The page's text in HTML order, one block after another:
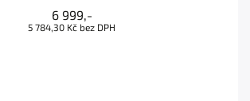
6 999,-
5 784,30 Kč bez DPH